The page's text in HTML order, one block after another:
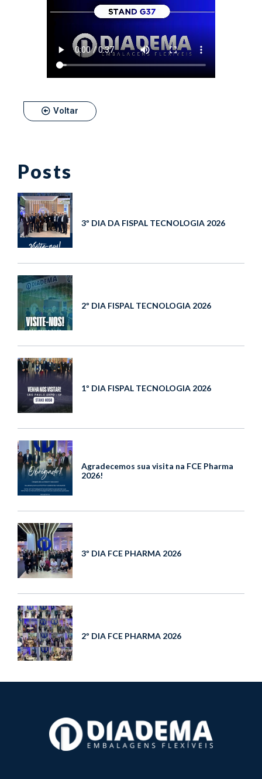
Voltar
Posts
3º DIA DA FISPAL TECNOLOGIA 2026
2º DIA FISPAL TECNOLOGIA 2026
1º DIA FISPAL TECNOLOGIA 2026
Agradecemos sua visita na FCE Pharma
2026!
3º DIA FCE PHARMA 2026
2º DIA FCE PHARMA 2026